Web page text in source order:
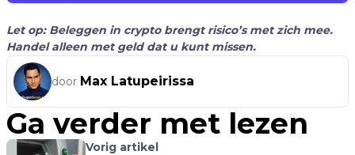
Let op: Beleggen in crypto brengt risico’s met zich mee.
Handel alleen met geld dat u kunt missen.
door Max Latupeirissa
Ga verder met lezen
Vorig artikel